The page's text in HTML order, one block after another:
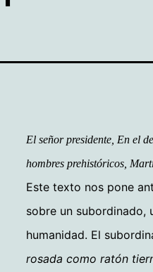
El señor presidente, En el
hombres prehistóricos,
Este texto nos pone
sobre un subordinado,
humanidad. El
rosada como ratón